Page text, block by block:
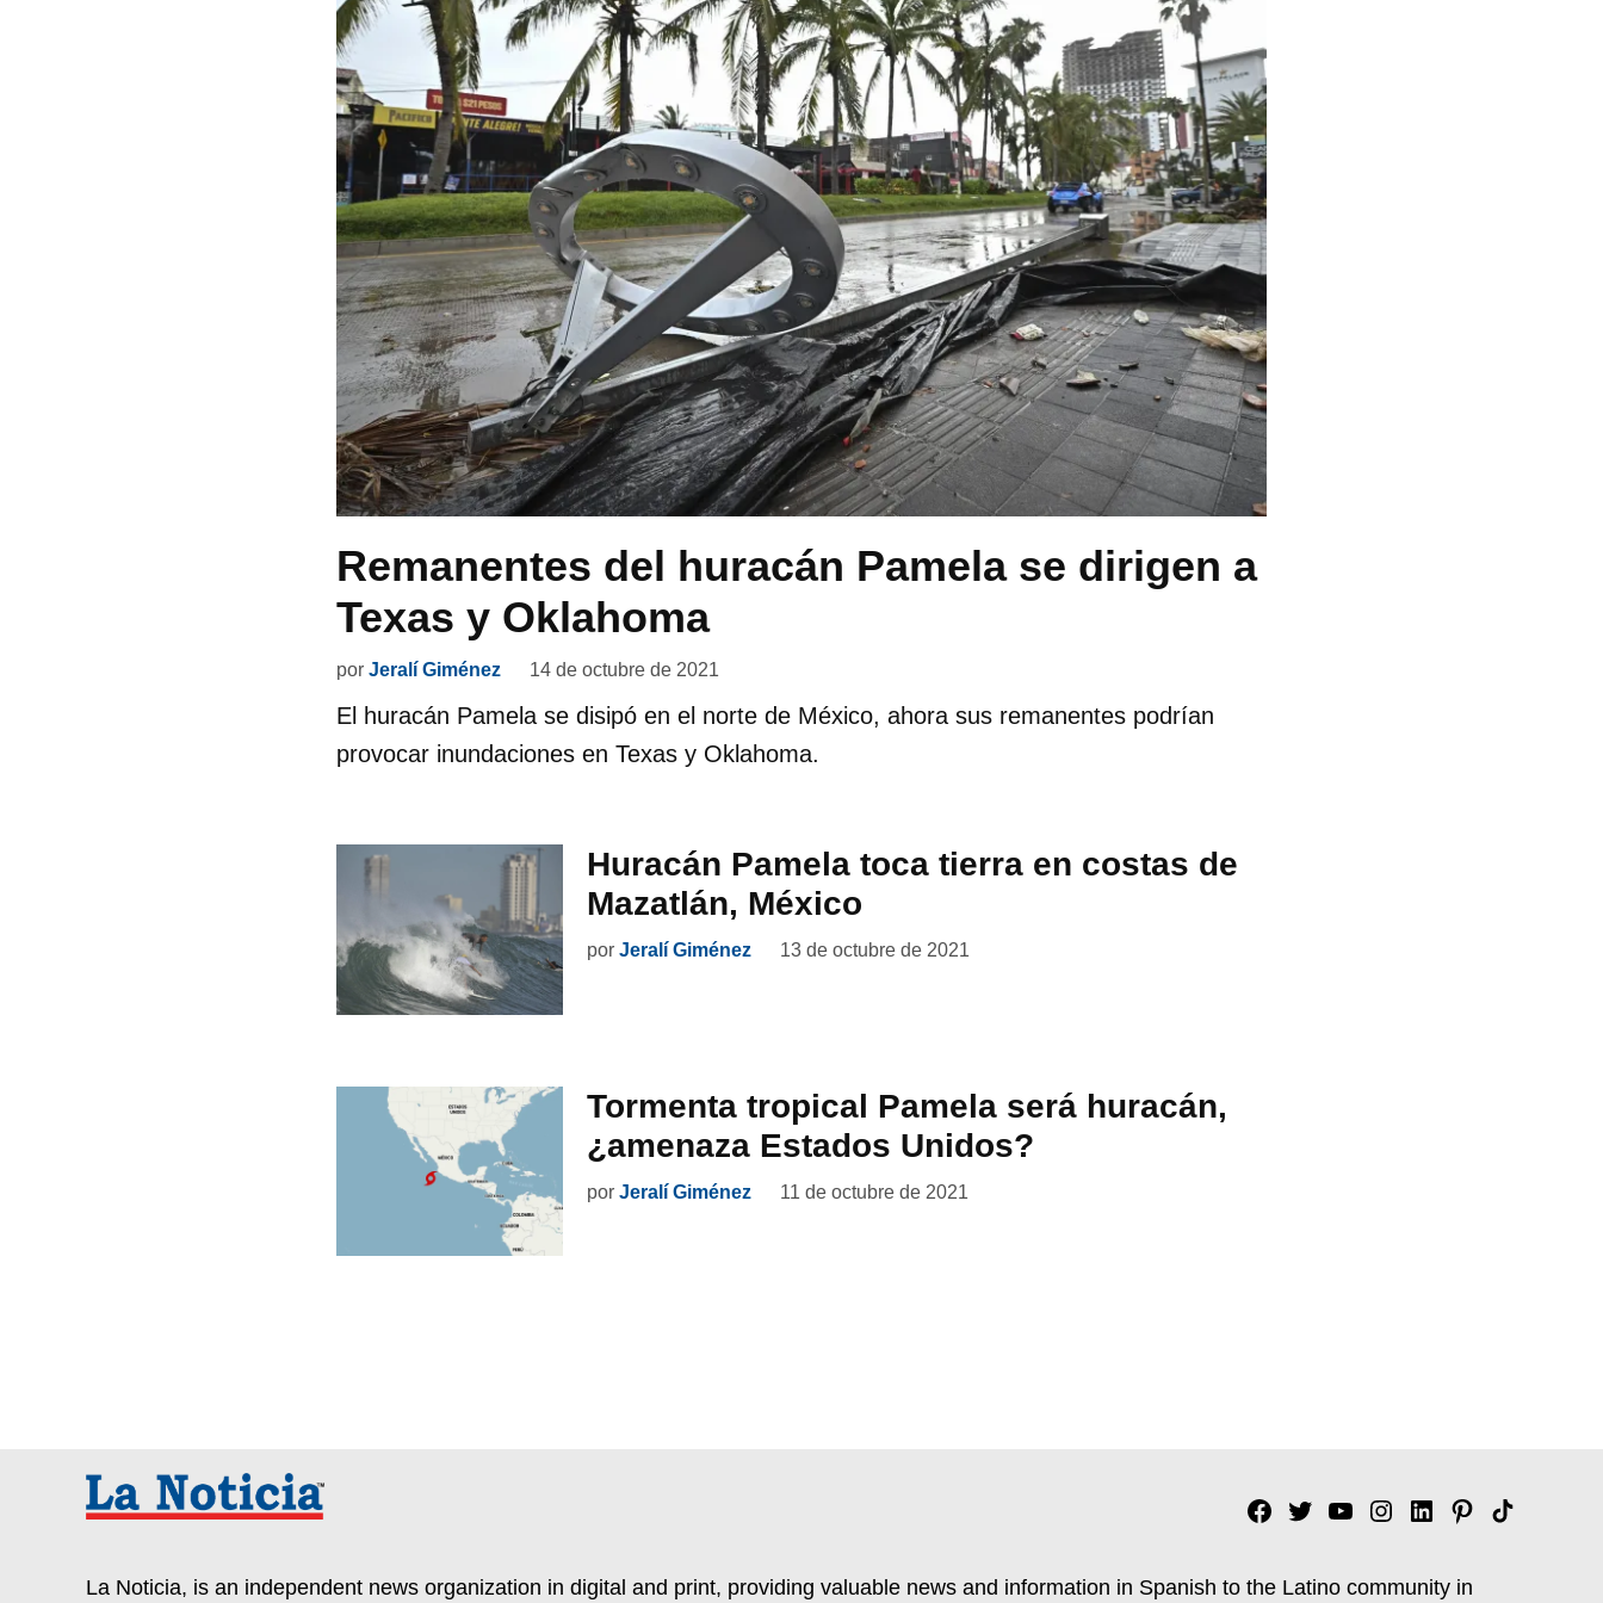
Remanentes del huracán Pamela se dirigen a
Texas y Oklahoma
por Jeralí Giménez 14 de octubre de 2021
El huracán Pamela se disipó en el norte de México, ahora sus remanentes podrían
provocar inundaciones en Texas y Oklahoma.
Huracán Pamela toca tierra en costas de
Mazatlán, México
por Jeralí Giménez 13 de octubre de 2021
Tormenta tropical Pamela será huracán,
¿amenaza Estados Unidos?
por Jeralí Giménez 11 de octubre de 2021
Facebook
TwitterYouTubeInstagram
Linkedin
Pinterest
Tik
La Noticia, is an independent news organization in digital and print, providing valuable news and information in Spanish to the Latino community in